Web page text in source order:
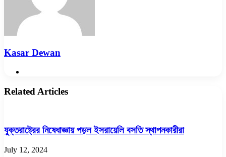
Kasar Dewan
Related Articles
যুক্তরাষ্ট্রের নিষেধাজ্ঞায় পড়ল ইসরায়েলি বসতি স্থাপনকারীরা
July 12, 2024